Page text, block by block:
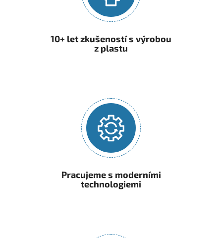
10+ let zkušeností s výrobou
z plastu
Pracujeme s moderními
technologiemi